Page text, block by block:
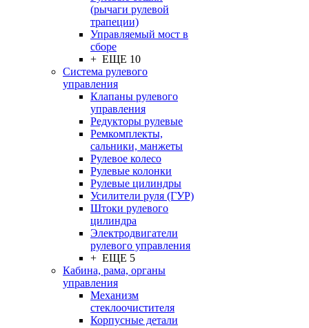
(рычаги рулевой
трапеции)
Управляемый мост в
сборе
+ ЕЩЕ 10
Система рулевого
управления
Клапаны рулевого
управления
Редукторы рулевые
Ремкомплекты,
сальники, манжеты
Рулевое колесо
Рулевые колонки
Рулевые цилиндры
Усилители руля (ГУР)
Штоки рулевого
цилиндра
Электродвигатели
рулевого управления
+ ЕЩЕ 5
Кабина, рама, органы
управления
Механизм
стеклоочистителя
Корпусные детали